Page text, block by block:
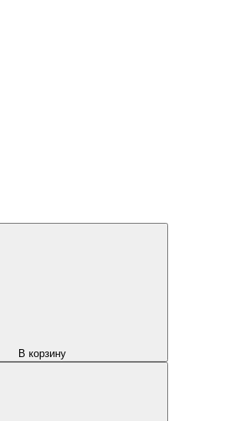
В корзину